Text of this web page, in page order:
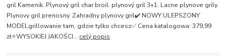
gril Kamenik. Plynový gril char broil. plynový gril 3+1. Lacne plynove grily.
Plynovy gril prenosny. Zahradny plynovy gril✔️ NOWY ULEPSZONY
MODELgrillowanie tam, gdzie tylko chcesz✅ Cena katalogowa: 379,99
zł⭐WYSOKIEJ JAKOŚCI... celý popis